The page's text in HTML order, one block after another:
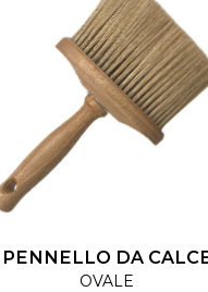
PENNELLO DA
OVALE